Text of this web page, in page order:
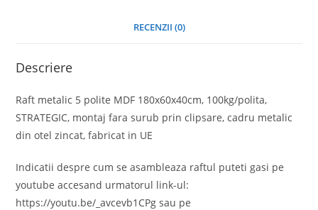
RECENZII (0)
Descriere
Raft metalic 5 polite MDF 180x60x40cm, 100kg/polita,
STRATEGIC, montaj fara surub prin clipsare, cadru metalic
din otel zincat, fabricat in UE
Indicatii despre cum se asambleaza raftul puteti gasi pe
youtube accesand urmatorul link-ul:
https://youtu.be/_avcevb1CPg sau pe